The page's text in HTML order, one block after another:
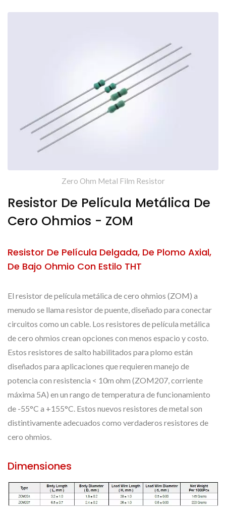
Zero Ohm Metal Film Resistor
Resistor De Película Metálica De
Cero Ohmios - ZOM
Resistor De Película Delgada, De Plomo Axial,
De Bajo Ohmio Con Estilo THT
El resistor de película metálica de cero ohmios (ZOM) a
menudo se llama resistor de puente, diseñado para conectar
circuitos como un cable. Los resistores de película metálica
de cero ohmios crean opciones con menos espacio y costo.
Estos resistores de salto habilitados para plomo están
diseñados para aplicaciones que requieren manejo de
potencia con resistencia < 10m ohm (ZOM207, corriente
máxima 5A) en un rango de temperatura de funcionamiento
de -55°C a +155°C. Estos nuevos resistores de metal son
distintivamente adecuados como verdaderos resistores de
cero ohmios.
Dimensiones